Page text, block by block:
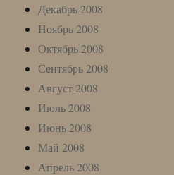
Декабрь 2008
Ноябрь 2008
Октябрь 2008
Сентябрь 2008
Август 2008
Июль 2008
Июнь 2008
Май 2008
Апрель 2008